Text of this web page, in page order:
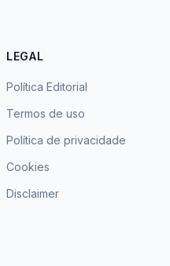
LEGAL
Política Editorial
Termos de uso
Política de privacidade
Cookies
Disclaimer